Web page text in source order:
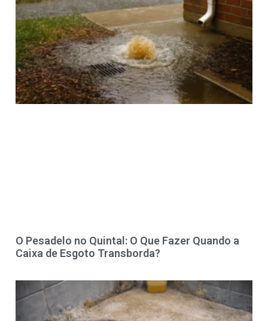
O Pesadelo no Quintal: O Que Fazer Quando a
Caixa de Esgoto Transborda?